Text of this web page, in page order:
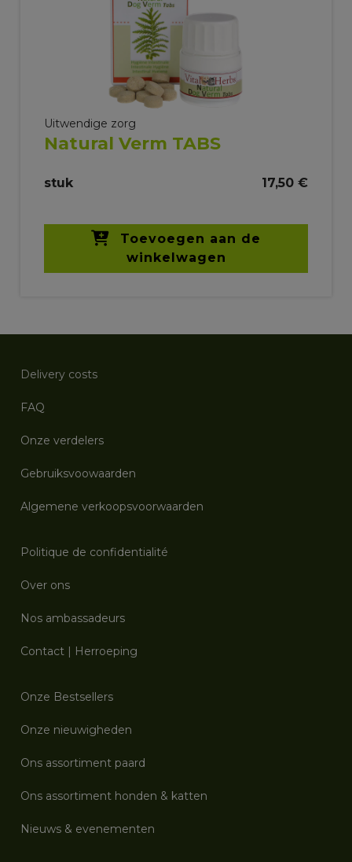
Uitwendige zorg
Natural Verm TABS
stuk 17,50 €
Toevoegen aan de
winkelwagen
Delivery costs
FAQ
Onze verdelers
Gebruiksvoowaarden
Algemene verkoopsvoorwaarden
Politique de confidentialité
Over ons
Nos ambassadeurs
Contact | Herroeping
Onze Bestsellers
Onze nieuwigheden
Ons assortiment paard
Ons assortiment honden & katten
Nieuws & evenementen